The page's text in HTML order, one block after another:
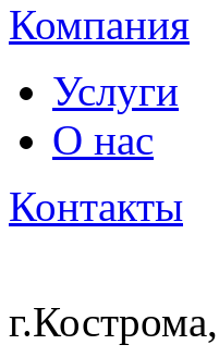
Компания
Услуги
О нас
Контакты